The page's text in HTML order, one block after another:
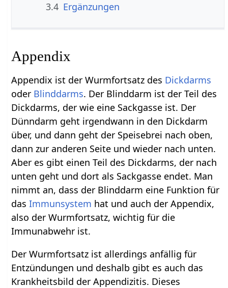
3.4 Ergänzungen
Appendix
Appendix ist der Wurmfortsatz des Dickdarms
oder Blinddarms. Der Blinddarm ist der Teil des
Dickdarms, der wie eine Sackgasse ist. Der
Dünndarm geht irgendwann in den Dickdarm
über, und dann geht der Speisebrei nach oben,
dann zur anderen Seite und wieder nach unten.
Aber es gibt einen Teil des Dickdarms, der nach
unten geht und dort als Sackgasse endet. Man
nimmt an, dass der Blinddarm eine Funktion für
dasImmunsystem hat und auch der Appendix,
also der Wurmfortsatz, wichtig für die
Immunabwehr ist.
Der Wurmfortsatz ist allerdings anfällig für
Entzündungen und deshalb gibt es auch das
Krankheitsbild der Appendizitis. Dieses